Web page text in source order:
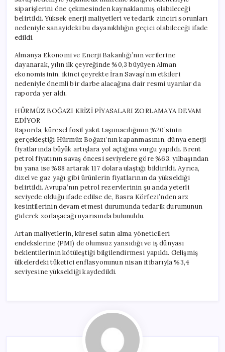
siparişlerini öne çekmesinden kaynaklanmış olabileceği
belirtildi. Yüksek enerji maliyetleri ve tedarik zinciri sorunları
nedeniyle sanayideki bu dayanıklılığın geçici olabileceği ifade
edildi.
Almanya Ekonomi ve Enerji Bakanlığı’nın verilerine
dayanarak, yılın ilk çeyreğinde %0,3 büyüyen Alman
ekonomisinin, ikinci çeyrekte İran Savaşı’nın etkileri
nedeniyle önemli bir darbe alacağına dair resmi uyarılar da
raporda yer aldı.
HÜRMÜZ BOĞAZI KRİZİ PİYASALARI ZORLAMAYA DEVAM
EDİYOR
Raporda, küresel fosil yakıt taşımacılığının %20’sinin
gerçekleştiği Hürmüz Boğazı’nın kapanmasının, dünya enerji
fiyatlarında büyük artışlara yol açtığına vurgu yapıldı. Brent
petrol fiyatının savaş öncesi seviyelere göre %63, yılbaşından
bu yana ise %88 artarak 117 dolara ulaştığı bildirildi. Ayrıca,
dizel ve gaz yağı gibi ürünlerin fiyatlarının da yükseldiği
belirtildi. Avrupa’nın petrol rezervlerinin şu anda yeterli
seviyede olduğu ifade edilse de, Basra Körfezi’nden arz
kesintilerinin devam etmesi durumunda tedarik durumunun
giderek zorlaşacağı uyarısında bulunuldu.
Artan maliyetlerin, küresel satın alma yöneticileri
endekslerine (PMI) de olumsuz yansıdığı ve iş dünyası
beklentilerinin kötüleştiği bilgilendirmesi yapıldı. Gelişmiş
ülkelerdeki tüketici enflasyonunun nisan itibarıyla %3,4
seviyesine yükseldiği kaydedildi.